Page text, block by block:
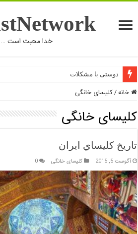
خدا محبت است …
دوستی با مشکلات
خانه/کلیسای خانگی
کلیسای خانگی
تاريخ كليساي ايران
آگوست 5, 2015 کلیسای خانگی 0